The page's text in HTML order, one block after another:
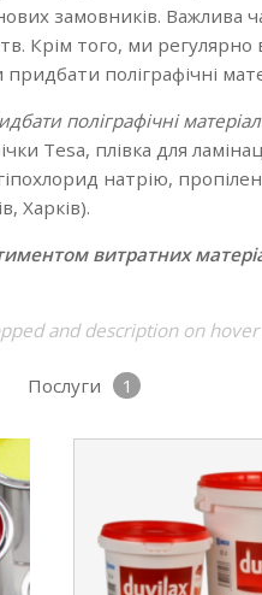
нових замовників.
Крім того, ми регулярно
поліграфічні
поліграфічні
Tesa, плівка для
натрію,
Харків).
витратних
and description on
1
Послуги